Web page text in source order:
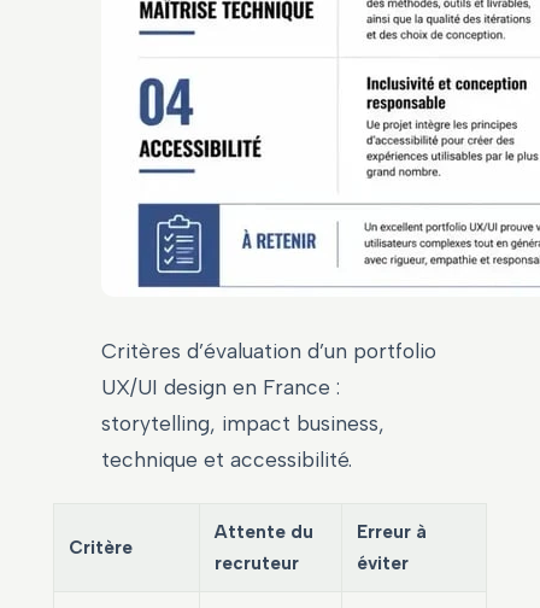
Critères d’évaluation d’un portfolio
UX/UI design en France :
storytelling, impact business,
technique et accessibilité.
Critère
Attente du
recruteur
Erreur à
éviter